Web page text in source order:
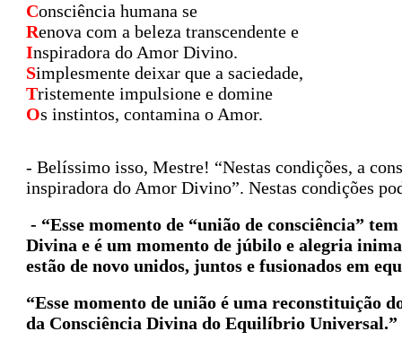
Consciência humana se
Renova com a beleza transcendente e
Inspiradora do Amor Divino.
Simplesmente deixar que a saciedade,
Tristemente impulsione e domine
Os instintos, contamina o Amor.
- Belíssimo isso, Mestre! “Nestas condições, a
inspiradora do Amor Divino”. Nestas condições
- “Esse momento de “união de consciência”
Divina e é um momento de júbilo e alegria
estão de novo unidos, juntos e fusionados em
“Esse momento de união é uma reconstituição
da Consciência Divina do Equilíbrio Universal.”